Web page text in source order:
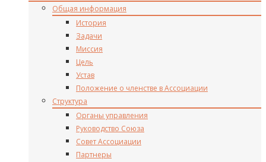
Общая информация
История
Задачи
Миссия
Цель
Устав
Положение о членстве в Ассоциации
Структура
Органы управления
Руководство Союза
Совет Ассоциации
Партнеры